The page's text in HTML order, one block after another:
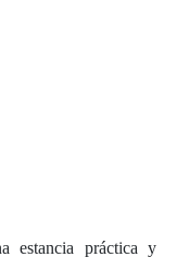
estancia práctica y